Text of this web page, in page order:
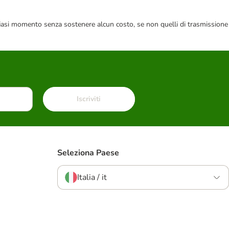
momento senza sostenere alcun costo, se non quelli di trasmissione
Iscriviti
Seleziona Paese
Italia / it